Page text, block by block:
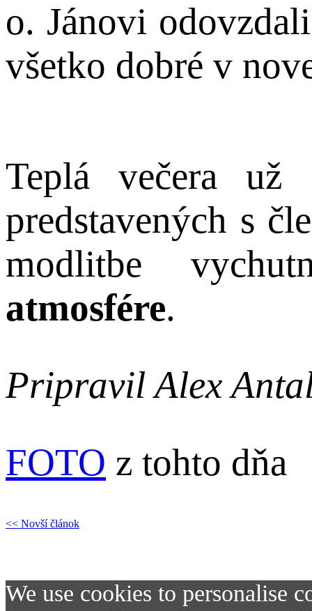
o. Jánovi
všetko dobré v
Teplá večera už
predstavených s
modlitbe
atmosfére.
Pripravil Alex
FOTO z tohto dňa
<< Novší článok
We use cookies to personalise